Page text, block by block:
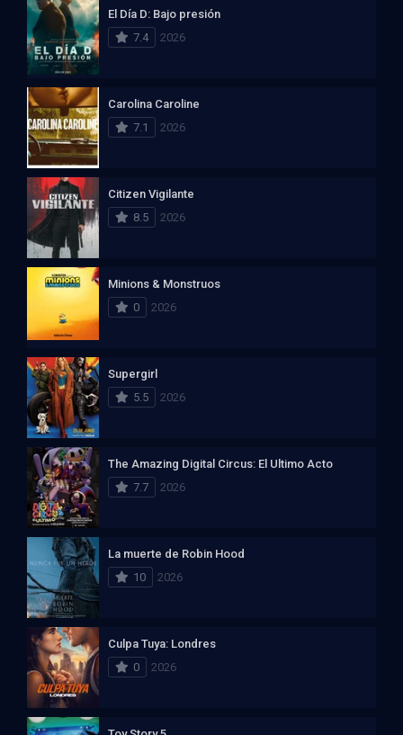
El Día D: Bajo presión
7.4
2026
Carolina Caroline
7.1
2026
Citizen Vigilante
8.5
2026
Minions & Monstruos
0
2026
Supergirl
5.5
2026
The Amazing Digital Circus: El Ultimo Acto
7.7
2026
La muerte de Robin Hood
10
2026
Culpa Tuya: Londres
0
2026